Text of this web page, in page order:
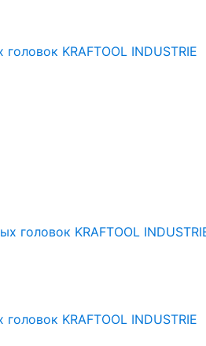
KRAFTOOL INDUSTRIE
KRAFTOOL INDUSTRIE